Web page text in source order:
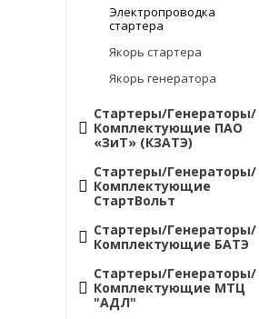
Электропроводка
стартера
Якорь стартера
Якорь генератора
Стартеры/Генераторы/
Комплектующие ПАО
«ЗиТ» (КЗАТЭ)
Стартеры/Генераторы/
Комплектующие
СтартВольт
Стартеры/Генераторы/
Комплектующие БАТЭ
Стартеры/Генераторы/
Комплектующие МТЦ
"АДЛ"